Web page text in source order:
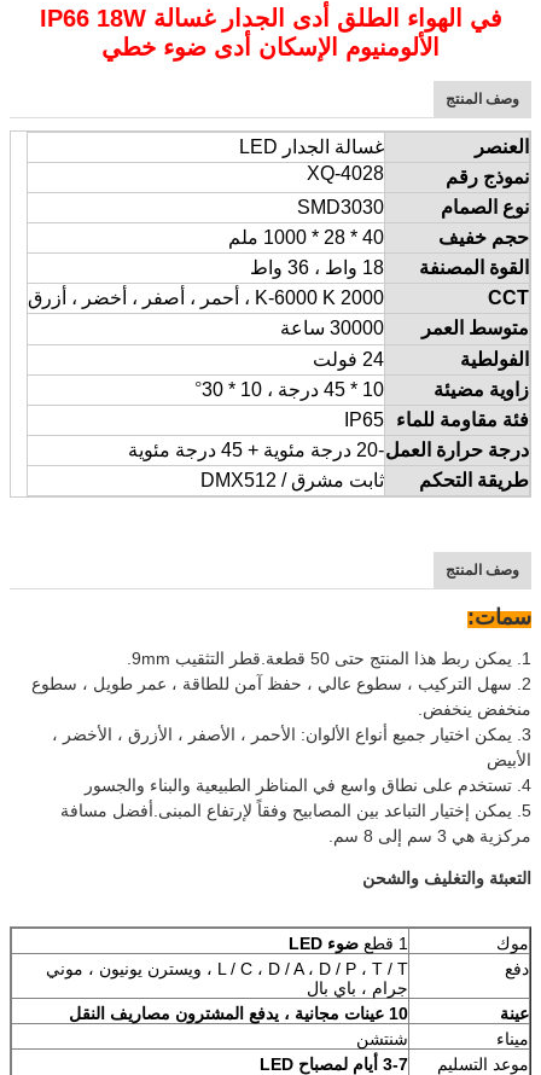
في الهواء الطلق أدى الجدار غسالة IP66 18W
الألومنيوم الإسكان أدى ضوء خطي
وصف المنتج
العنصر
غسالة الجدار LED
نموذج رقم
XQ-4028
نوع الصمام
SMD3030
حجم خفيف
40 * 28 * 1000 ملم
القوة المصنفة
18 واط ، 36 واط
CCT
2000 K-6000 K ، أحمر ، أصفر ، أخضر ، أزرق
متوسط ​​العمر
30000 ساعة
الفولطية
24 فولت
زاوية مضيئة
10 * 45 درجة ، 10 * 30
°
فئة مقاومة للماء
IP65
درجة حرارة العمل-20 درجة مئوية + 45 درجة مئوية
طريقة التحكم
ثابت مشرق / DMX512
وصف المنتج
سمات:
1. يمكن ربط هذا المنتج حتى 50 قطعة.قطر التثقيب 9mm.
2. سهل التركيب ، سطوع عالي ، حفظ آمن للطاقة ، عمر طويل ، سطوع
منخفض ينخفض.
3. يمكن اختيار جميع أنواع الألوان: الأحمر ، الأصفر ، الأزرق ، الأخضر ،
الأبيض
4. تستخدم على نطاق واسع في المناظر الطبيعية والبناء والجسور
5. يمكن إختيار التباعد بين المصابيح وفقاً لإرتفاع المبنى.أفضل مسافة
مركزية هي 3 سم إلى 8 سم.
التعبئة والتغليف والشحن
موك 1 قطع
ضوء LED
دفع
L / C ، D / A ، D / P ، T / T ، ويسترن يونيون ، موني
جرام ، باي بال
عينة
10 عينات مجانية ، يدفع المشترون مصاريف النقل
ميناء
شنتشن
موعد التسليم
3-7 أيام لمصباح LED